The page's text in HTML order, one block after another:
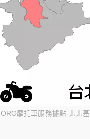
ORO摩托車服務據點-北北基